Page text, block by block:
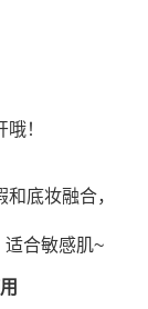
！
底妆融合，
适合敏感肌~